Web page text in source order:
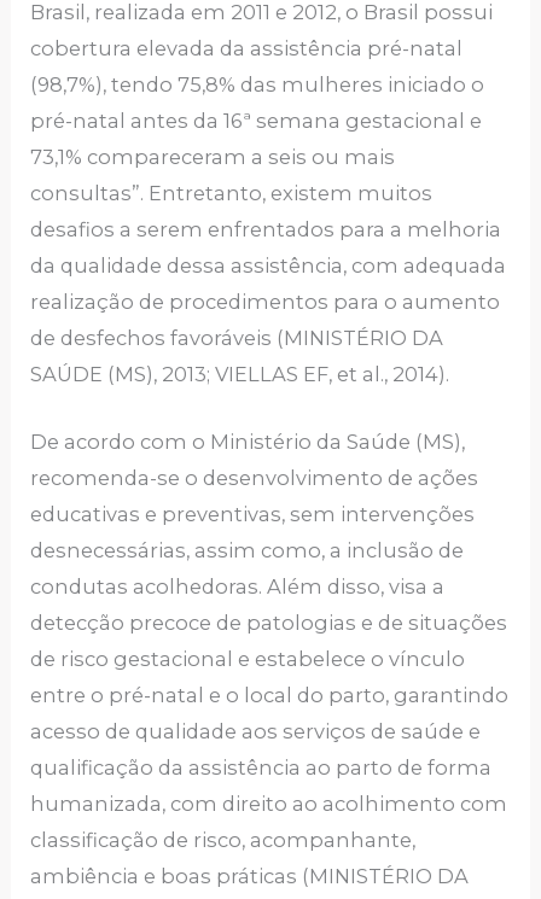
Brasil, realizada em 2011 e 2012, o Brasil possui
cobertura elevada da assistência pré-natal
(98,7%), tendo 75,8% das mulheres iniciado o
pré-natal antes da 16ª semana gestacional e
73,1% compareceram a seis ou mais
consultas”. Entretanto, existem muitos
desafios a serem enfrentados para a melhoria
da qualidade dessa assistência, com adequada
realização de procedimentos para o aumento
de desfechos favoráveis (MINISTÉRIO DA
SAÚDE (MS), 2013; VIELLAS EF, et al., 2014).
De acordo com o Ministério da Saúde (MS),
recomenda-se o desenvolvimento de ações
educativas e preventivas, sem intervenções
desnecessárias, assim como, a inclusão de
condutas acolhedoras. Além disso, visa a
detecção precoce de patologias e de situações
de risco gestacional e estabelece o vínculo
entre o pré-natal e o local do parto, garantindo
acesso de qualidade aos serviços de saúde e
qualificação da assistência ao parto de forma
humanizada, com direito ao acolhimento com
classificação de risco, acompanhante,
ambiência e boas práticas (MINISTÉRIO DA